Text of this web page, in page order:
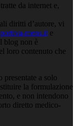
da internet e,
diritti d’autore, vi
mens.it e
blog non è
loro contenuto che
a solo
la formulazione
e non intendono
diretto medico-